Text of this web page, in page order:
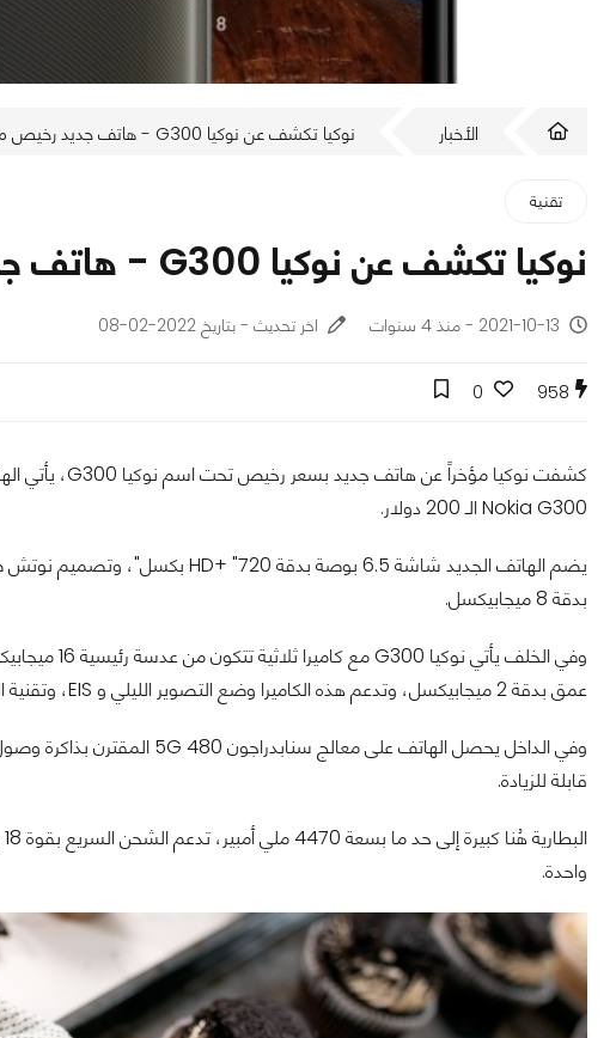
الأخبار نوكيا تكشف عن نوكيا G300 - هاتف جديد رخيص مع اتصال 5G
تقنية
نوكيا تكشف عن نوكيا G300 - هاتف جديد رخيص مع اتصال 5G
2021-10-13 - منذ 4 سنوات اخر تحديث - بتاريخ 2022-02-08
958
0
Nokia G300 الـ 200 دولار.
بدقة 8 ميجابيكسل.
عمق بدقة 2 ميجابيكسل، وتدعم هذه الكاميرا وضع التصوير الليلي و EIS، وتقنية الصوت المحيطي OZO، وإلغاء الضوضاء.
قابلة للزيادة.
واحدة.